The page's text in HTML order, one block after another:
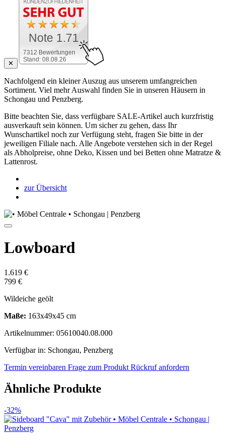
✕
7312 Bewertungen
Stand: 08.08.26
Note 1.71
Nachfolgend ein kleiner Auszug aus unserem umfangreichen
Sortiment. Viel mehr Auswahl finden Sie in unseren Häusern in
Schongau und Penzberg.
Bitte beachten Sie, dass verfügbare SALE-Artikel auch kurzfristig
ausverkauft sein können. Um sicher zu gehen, dass Ihr
Wunschartikel noch zur Verfügung steht, fragen Sie bitte in der
jeweiligen Filiale nach. Alle Angebote verstehen sich in der Regel
als Abholpreise, ohne Deko, Kissen und bei Betten ohne Matratze &
Lattenrost.
zur Übersicht
Lowboard
1.619 €
799 €
Wildeiche geölt
Maße: 163x49x45 cm
Artikelnummer: 05610040.08.000
Verfügbar in: Schongau, Penzberg
Termin vereinbaren Frage zum Produkt Rückruf anfordern
Ähnliche Produkte
-32%